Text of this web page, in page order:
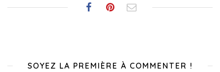
SOYEZ LA PREMIÈRE À COMMENTER !